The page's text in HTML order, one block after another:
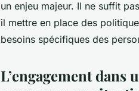
un enjeu majeur. Il ne suffit
il mettre en place des
besoins spécifiques des
L’engagement dans